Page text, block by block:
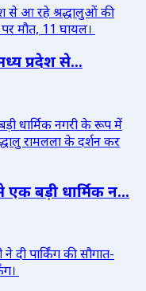
प्रदेश से...
बड़ी धार्मिक न...